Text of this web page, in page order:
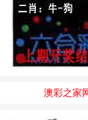
澳彩之家